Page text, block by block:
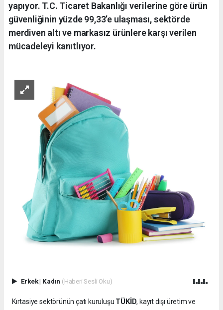
yapıyor. T.C. Ticaret Bakanlığı verilerine göre ürün
güvenliğinin yüzde 99,33’e ulaşması, sektörde
merdiven altı ve markasız ürünlere karşı verilen
mücadeleyi kanıtlıyor.
Erkek| Kadın (Haberi Sesli Oku)
Kırtasiye sektörünün çatı kuruluşu TÜKİD, kayıt dışı üretim ve